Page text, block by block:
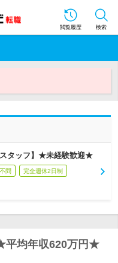
閲覧履歴 検索
スタッフ】★未経験歓迎★
問 完全週休2日制
平均年収620万円★